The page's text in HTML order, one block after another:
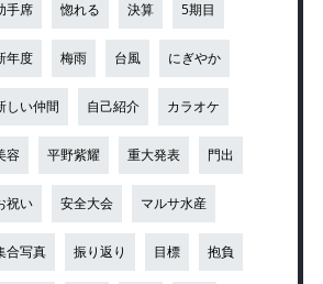
手席 惚れる 決算 5期目
年度 梅雨 台風 にぎやか
しい仲間 自己紹介 カラオケ
容 平野紫耀 重大発表 門出
祝い 安全大会 マルサ水産
合写真 振り返り 目標 抱負